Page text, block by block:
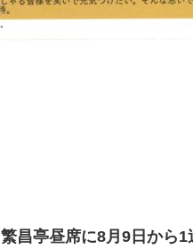
繁昌亭昼席に8月9日から1